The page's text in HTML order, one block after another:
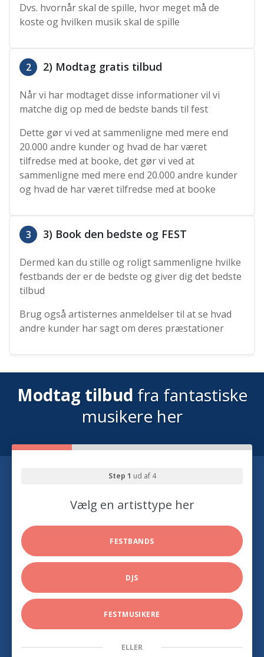
Dvs. hvornår skal de spille, hvor meget må de
koste og hvilken musik skal de spille
2 2) Modtag gratis tilbud
Når vi har modtaget disse informationer vil vi
matche dig op med de bedste bands til fest
Dette gør vi ved at sammenligne med mere end
20.000 andre kunder og hvad de har været
tilfredse med at booke, det gør vi ved at
sammenligne med mere end 20.000 andre kunder
og hvad de har været tilfredse med at booke
3 3) Book den bedste og FEST
Dermed kan du stille og roligt sammenligne hvilke
festbands der er de bedste og giver dig det bedste
tilbud
Brug også artisternes anmeldelser til at se hvad
andre kunder har sagt om deres præstationer
Modtag tilbud fra fantastiske
musikere her
Step 1 ud af 4
Vælg en artisttype her
FESTBANDS
DJS
FESTMUSIKERE
ELLER